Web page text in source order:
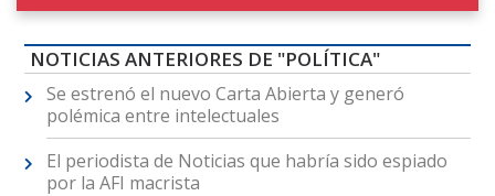
NOTICIAS ANTERIORES DE "POLÍTICA"
Se estrenó el nuevo Carta Abierta y generó
polémica entre intelectuales
El periodista de Noticias que habría sido espiado
por la AFI macrista